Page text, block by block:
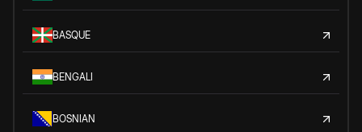
BASQUE
BENGALI
BOSNIAN